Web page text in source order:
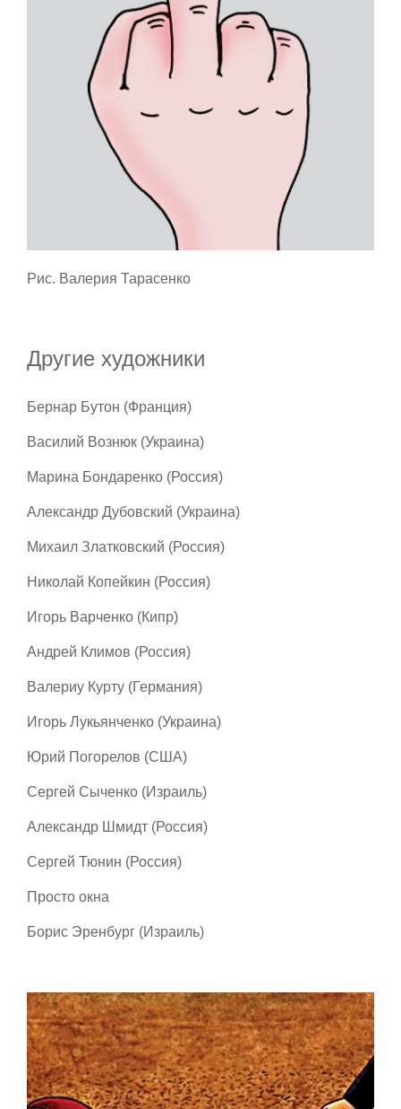
Рис. Валерия Тарасенко
Другие художники
Бернар Бутон (Франция)
Василий Вознюк (Украина)
Марина Бондаренко (Россия)
Александр Дубовский (Украина)
Михаил Златковский (Россия)
Николай Копейкин (Россия)
Игорь Варченко (Кипр)
Андрей Климов (Россия)
Валериу Курту (Германия)
Игорь Лукьянченко (Украина)
Юрий Погорелов (США)
Сергей Сыченко (Израиль)
Александр Шмидт (Россия)
Сергей Тюнин (Россия)
Просто окна
Борис Эренбург (Израиль)